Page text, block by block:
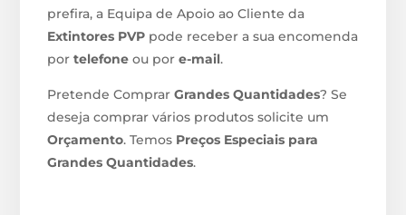
prefira, a Equipa de Apoio ao Cliente da
Extintores PVP pode receber a sua encomenda
portelefone ou pore-mail.
Pretende ComprarGrandes Quantidades? Se
deseja comprar vários produtos solicite um
Orçamento. Temos Preços Especiais para
Grandes Quantidades.